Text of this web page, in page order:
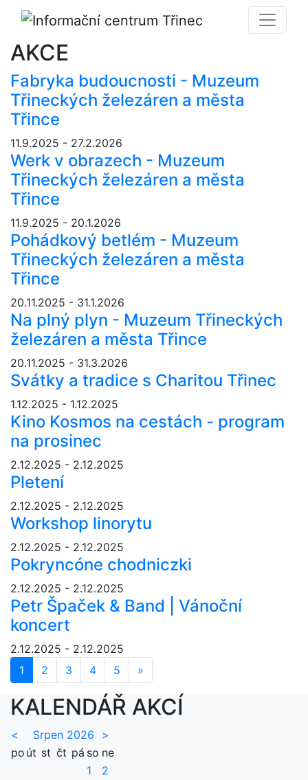
AKCE
Fabryka budoucnosti - Muzeum
Třineckých železáren a města
Třince
11.9.2025 - 27.2.2026
Werk v obrazech - Muzeum
Třineckých železáren a města
Třince
11.9.2025 - 20.1.2026
Pohádkový betlém - Muzeum
Třineckých železáren a města
Třince
20.11.2025 - 31.1.2026
Na plný plyn - Muzeum Třineckých
železáren a města Třince
20.11.2025 - 31.3.2026
Svátky a tradice s Charitou Třinec
1.12.2025 - 1.12.2025
Kino Kosmos na cestách - program
na prosinec
2.12.2025 - 2.12.2025
Pletení
2.12.2025 - 2.12.2025
Workshop linorytu
2.12.2025 - 2.12.2025
Pokryncóne chodniczki
2.12.2025 - 2.12.2025
Petr Špaček & Band | Vánoční
koncert
2.12.2025 - 2.12.2025
1
2 3 4 5 »
KALENDÁŘ AKCÍ
< Srpen 2026
>
po út st čt pá so ne
1
2